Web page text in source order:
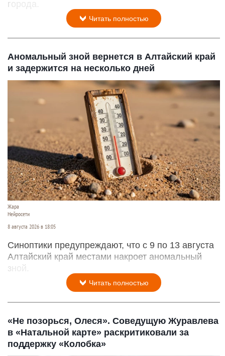
города.
Читать полностью
Аномальный зной вернется в Алтайский край
и задержится на несколько дней
Жара
Нейросети
8 августа 2026 в 18:05
Синоптики предупреждают, что с 9 по 13 августа
Алтайский край местами накроет аномальный
зной.
Читать полностью
«Не позорься, Олеся». Соведущую Журавлева
в «Натальной карте» раскритиковали за
поддержку «Колобка»